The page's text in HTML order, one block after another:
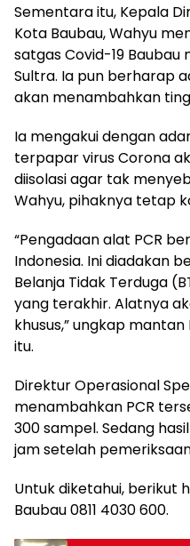
Sementara itu, Kepala
Kota Baubau, Wahyu
satgas Covid-19
Sultra. Ia pun berharap
akan menambahkan
Ia mengakui dengan
terpapar virus Corona
diisolasi agar tak
Wahyu, pihaknya tetap
“Pengadaan alat PCR
Indonesia. Ini diadakan
Belanja Tidak Terduga
yang terakhir. Alatnya
khusus,” ungkap
itu.
Direktur Operasional
menambahkan PCR
300 sampel. Sedang
jam setelah
Untuk diketahui, berikut
Baubau 0811 4030 600.